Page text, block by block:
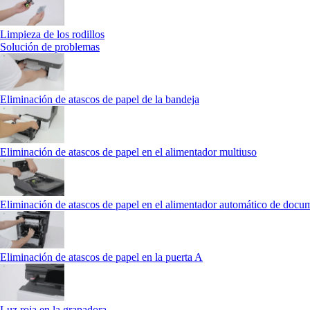
Limpieza de los rodillos
Solución de problemas
Eliminación de atascos de papel de la bandeja
Eliminación de atascos de papel en el alimentador multiuso
Eliminación de atascos de papel en el alimentador automático de
Eliminación de atascos de papel en la puerta A